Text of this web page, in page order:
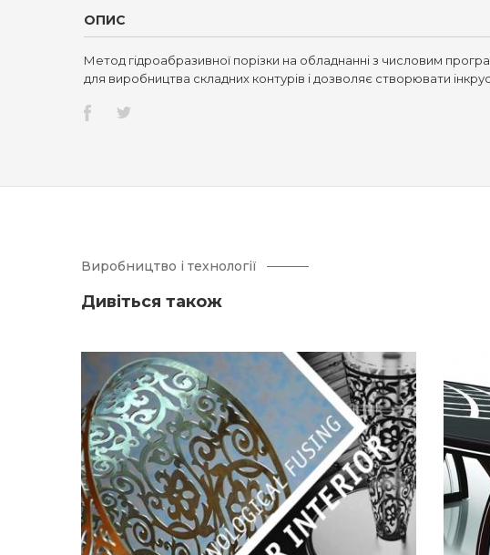
ОПИС
Метод гідроабразивної порізки на обладнанні з числовим
для виробництва складних контурів і дозволяє створювати
Виробництво і технології
Дивіться також